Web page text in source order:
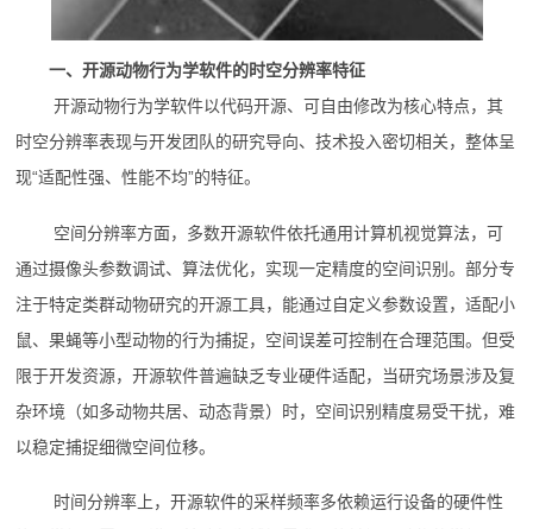
一、开源动物行为学软件的时空分辨率特征
开源动物行为学软件以代码开源、可自由修改为核心特点，其
时空分辨率表现与开发团队的研究导向、技术投入密切相关，整体呈
现“适配性强、性能不均”的特征。
空间分辨率方面，多数开源软件依托通用计算机视觉算法，可
通过摄像头参数调试、算法优化，实现一定精度的空间识别。部分专
注于特定类群动物研究的开源工具，能通过自定义参数设置，适配小
鼠、果蝇等小型动物的行为捕捉，空间误差可控制在合理范围。但受
限于开发资源，开源软件普遍缺乏专业硬件适配，当研究场景涉及复
杂环境（如多动物共居、动态背景）时，空间识别精度易受干扰，难
以稳定捕捉细微空间位移。
时间分辨率上，开源软件的采样频率多依赖运行设备的硬件性